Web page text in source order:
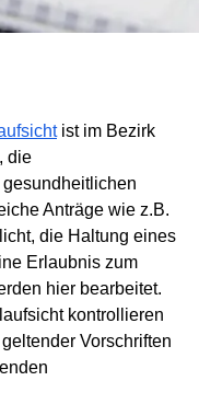
ist im Bezirk
die
Anträge wie z.B.
die Haltung eines
Erlaubnis zum
hier bearbeitet.
kontrollieren
Vorschriften